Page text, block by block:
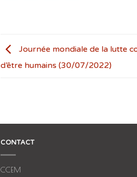
Journée mondiale de la lutte
d’être humains (30/07/2022)
CONTACT
CCEM